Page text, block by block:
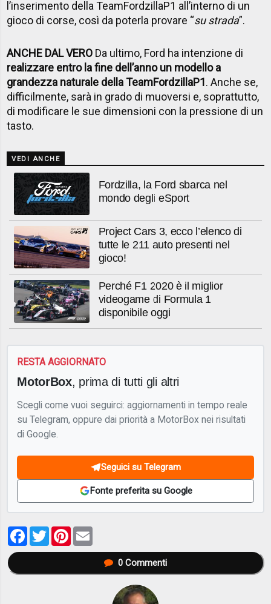
l’inserimento della TeamFordzillaP1 all’interno di un
gioco di corse, così da poterla provare “su strada”.
ANCHE DAL VERO Da ultimo, Ford ha intenzione di
realizzare entro la fine dell’anno un modello a
grandezza naturale della TeamFordzillaP1. Anche se,
difficilmente, sarà in grado di muoversi e, soprattutto,
di modificare le sue dimensioni con la pressione di un
tasto.
VEDI ANCHE
Fordzilla, la Ford sbarca nel
mondo degli eSport
Project Cars 3, ecco l’elenco di
tutte le 211 auto presenti nel
gioco!
Perché F1 2020 è il miglior
videogame di Formula 1
disponibile oggi
RESTA AGGIORNATO
MotorBox, prima di tutti gli altri
Scegli come vuoi seguirci: aggiornamenti in tempo reale
su Telegram, oppure dai priorità a MotorBox nei risultati
di Google.
Seguici su Telegram
Fonte preferita su Google
Facebook
TwitterPinterest
0Commenti